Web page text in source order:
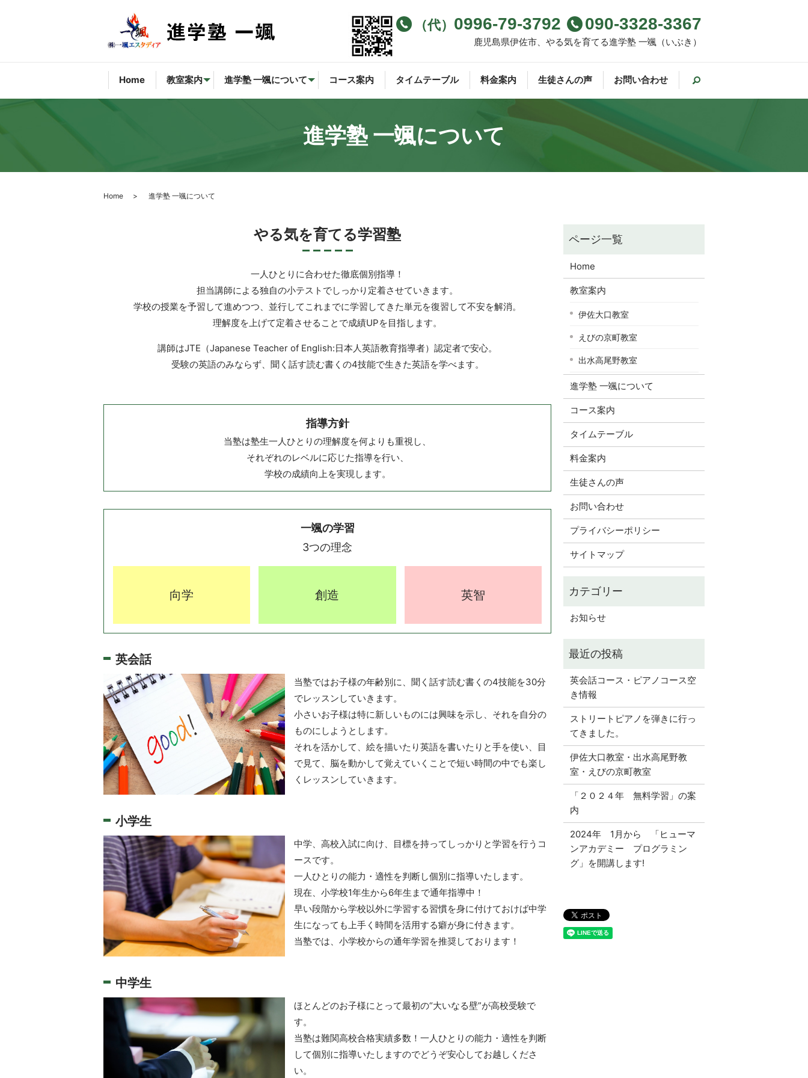
（代） 0996-79-3792 090-3328-3367
鹿児島県伊佐市、やる気を育てる進学塾 一颯（いぶき）
Home 教室案内 進学塾 一颯について コース案内 タイムテーブル 料金案内 生徒さんの声 お問い合わせ
進学塾 一颯について
Home 進学塾 一颯について
やる気を育てる学習塾
一人ひとりに合わせた徹底個別指導！
担当講師による独自の小テストでしっかり定着させていきます。
学校の授業を予習して進めつつ、並行してこれまでに学習してきた単元を復習して不安を解消。
理解度を上げて定着させることで成績UPを目指します。
講師はJTE（Japanese Teacher of English:日本人英語教育指導者）認定者で安心。
受験の英語のみならず、聞く話す読む書くの4技能で生きた英語を学べます。
指導方針
当塾は塾生一人ひとりの理解度を何よりも重視し、
それぞれのレベルに応じた指導を行い、
学校の成績向上を実現します。
一颯の学習
3つの理念
向学 創造 英智
英会話
当塾ではお子様の年齢別に、聞く話す読む書くの4技能を30分
でレッスンしていきます。
小さいお子様は特に新しいものには興味を示し、それを自分の
ものにしようとします。
それを活かして、絵を描いたり英語を書いたりと手を使い、目
で見て、脳を動かして覚えていくことで短い時間の中でも楽し
くレッスンしていきます。
小学生
中学、高校入試に向け、目標を持ってしっかりと学習を行うコ
ースです。
一人ひとりの能力・適性を判断し個別に指導いたします。
現在、小学校1年生から6年生まで通年指導中！
早い段階から学校以外に学習する習慣を身に付けておけば中学
生になっても上手く時間を活用する癖が身に付きます。
当塾では、小学校からの通年学習を推奨しております！
中学生
ほとんどのお子様にとって最初の“大いなる壁”が高校受験で
す。
当塾は難関高校合格実績多数！一人ひとりの能力・適性を判断
して個別に指導いたしますのでどうぞ安心してお越しくださ
い。
Home
教室案内
伊佐大口教室
えびの京町教室
出水高尾野教室
進学塾 一颯について
コース案内
タイムテーブル
料金案内
生徒さんの声
お問い合わせ
プライバシーポリシー
サイトマップ
お知らせ
英会話コース・ピアノコース空
き情報
ストリートピアノを弾きに行っ
てきました。
伊佐大口教室・出水高尾野教
室・えびの京町教室
「２０２４年 無料学習」の案
内
2024年 1月から 「ヒューマ
ンアカデミー プログラミン
グ」を開講します!